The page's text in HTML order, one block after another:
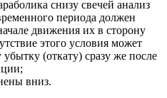
снизу свечей анализ
периода должен
движения их в сторону
этого условия может
(откату) сразу же после
вниз.